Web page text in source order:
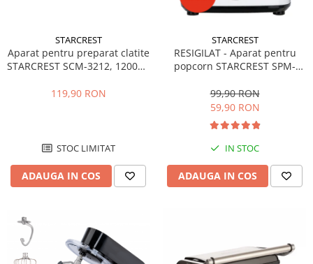
STARCREST
Aparat pentru preparat clatite
STARCREST SCM-3212, 1200W,
antiaderent, 30 cm, Inox /
119,90 RON
STOC LIMITAT
ADAUGA IN COS
STARCREST
RESIGILAT - Aparat pentru
popcorn STARCREST SPM-
99,90 RON
59,90 RON
IN STOC
ADAUGA IN COS